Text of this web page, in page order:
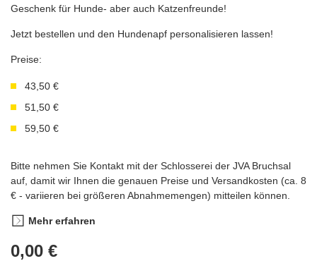
Geschenk für Hunde- aber auch Katzenfreunde!
Jetzt bestellen und den Hundenapf personalisieren lassen!
Preise:
43,50 €
51,50 €
59,50 €
Bitte nehmen Sie Kontakt mit der Schlosserei der JVA Bruchsal
auf, damit wir Ihnen die genauen Preise und Versandkosten (ca. 8
€ - variieren bei größeren Abnahmemengen) mitteilen können.
Mehr erfahren
0,00 €